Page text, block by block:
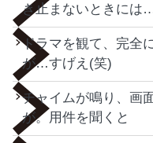
き止まないときには…
ドラマを観て、完全
が…すげえ(笑)
チャイムが鳴り、画
が。用件を聞くと